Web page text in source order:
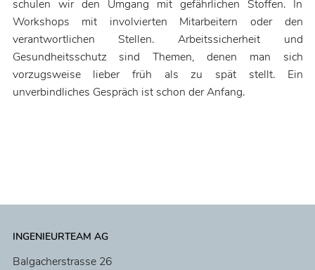
schulen wir den Umgang mit gefährlichen Stoffen. In
Workshops mit involvierten Mitarbeitern oder den
verantwortlichen Stellen. Arbeitssicherheit und
Gesundheitsschutz sind Themen, denen man sich
vorzugsweise lieber früh als zu spät stellt. Ein
unverbindliches Gespräch ist schon der Anfang.
INGENIEURTEAM AG
Balgacherstrasse 26